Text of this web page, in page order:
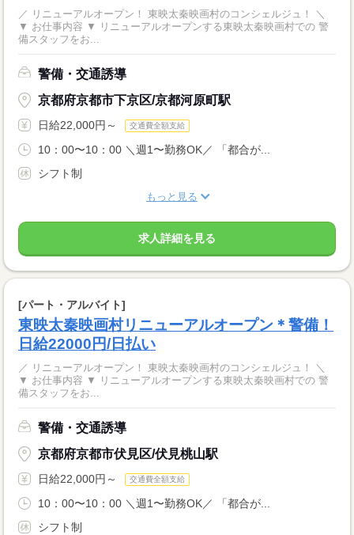
／ リニューアルオープン！ 東映太秦映画村のコンシェルジュ！ ＼
▼ お仕事内容 ▼ リニューアルオープンする東映太秦映画村での 警
備スタッフをお...
警備・交通誘導
京都府京都市下京区/京都河原町駅
日給22,000円～ 交通費全額支給
10：00〜10：00 ＼週1〜勤務OK／ 「都合が...
シフト制
もっと見る
求人詳細を見る
[パート・アルバイト]
東映太秦映画村リニューアルオープン＊警備！
日給22000円/日払い
／ リニューアルオープン！ 東映太秦映画村のコンシェルジュ！ ＼
▼ お仕事内容 ▼ リニューアルオープンする東映太秦映画村での 警
備スタッフをお...
警備・交通誘導
京都府京都市伏見区/伏見桃山駅
日給22,000円～ 交通費全額支給
10：00〜10：00 ＼週1〜勤務OK／ 「都合が...
シフト制